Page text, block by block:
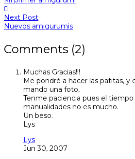
Next Post
Nuevos amigurumis
Comments (2)
Muchas Gracias!!!
Me pondré a hacer las patitas,
mando una foto,
Tenme paciencia pues el
manualidades no es mucho.
Un beso.
Lys
Lys
Jun 30, 2007